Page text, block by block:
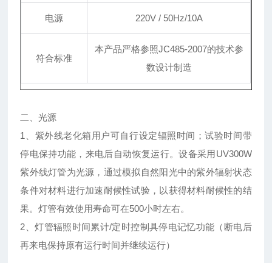
电源 220V / 50Hz/10A
符合标准
本产品严格参照JC485-2007的技术参
数设计制造
二、光源
1、紫外线老化箱用户可自行设定辐照时间；试验时间带
停电保持功能，来电后自动恢复运行。设备采用UV300W
紫外线灯管为光源，通过模拟自然阳光中的紫外辐射状态
条件对材料进行加速耐候性试验，以获得材料耐候性的结
果。灯管有效使用寿命可在500小时左右。
2、灯管辐照时间累计/定时控制具停电记忆功能（断电后
再来电保持原有运行时间并继续运行）